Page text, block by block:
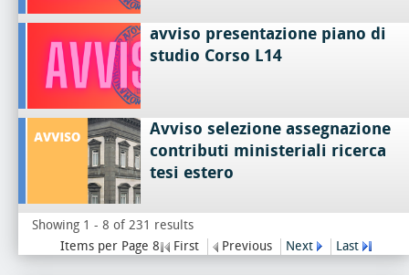
avviso presentazione piano di
studio Corso L14
Avviso selezione assegnazione
contributi ministeriali ricerca
tesi estero
Showing 1 - 8 of 231 results
Items per Page 8
First Previous Next Last